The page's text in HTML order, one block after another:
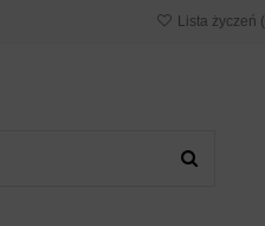
Lista życzeń (